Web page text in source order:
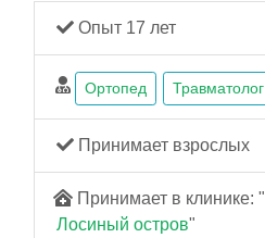
Опыт 17 лет
Ортопед Травматолог
Принимает взрослых
Принимает в клинике: "
Лосиный остров"